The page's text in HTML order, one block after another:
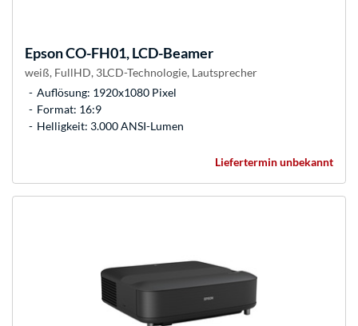
EpsonCO-FH01, LCD-Beamer
weiß, FullHD, 3LCD-Technologie, Lautsprecher
Auflösung: 1920x1080 Pixel
Format: 16:9
Helligkeit: 3.000 ANSI-Lumen
Liefertermin unbekannt